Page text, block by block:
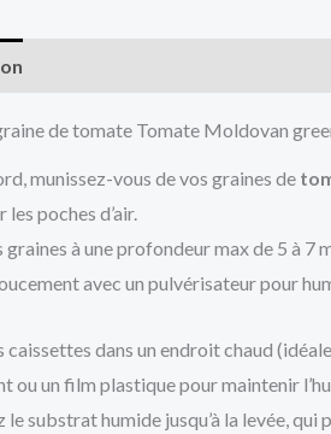
de tomate Tomate Moldovan
munissez-vous de vos graines de
poches d’air.
graines à une profondeur max de 5 à
avec un pulvérisateur pour
caissettes dans un endroit chaud
ou un film plastique pour maintenir
le substrat humide jusqu’à la levée, qui